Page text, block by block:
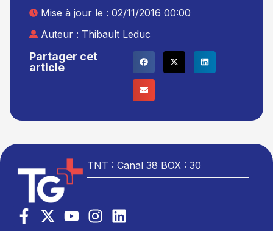
Partager cet
article
Mise à jour le : 02/11/2016 00:00
Auteur : Thibault Leduc
TNT : Canal 38 BOX : 30